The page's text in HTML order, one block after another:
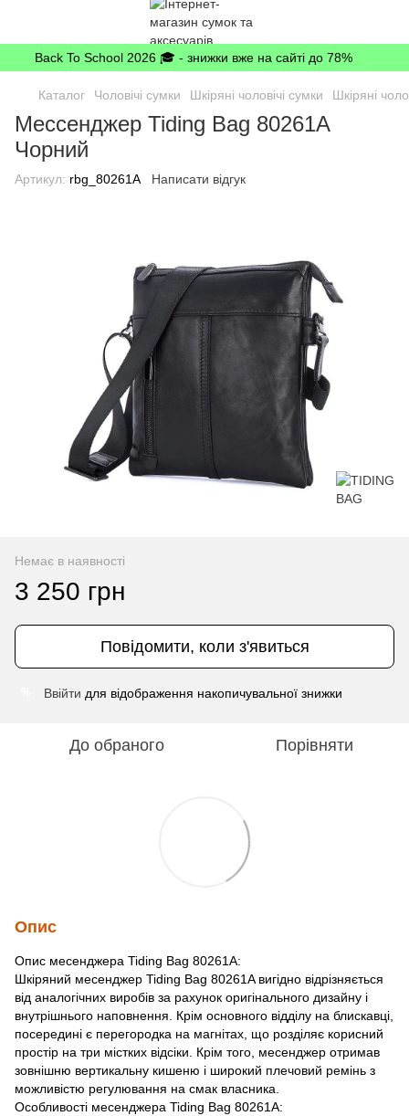
Back To School 2026 🎓 - знижки вже на сайті до 78%
Каталог Чоловічі сумки Шкіряні чоловічі сумки Шкіряні
Мессенджер Tiding Bag 80261A
Чорний
Артикул: rbg_80261A Написати відгук
Немає в наявності
3 250 грн
Повідомити, коли з'явиться
Ввійти для відображення накопичувальної знижки
До обраного Порівняти
Опис
Опис месенджера Tiding Bag 80261A:
Шкіряний месенджер Tiding Bag 80261A вигідно відрізняється
від аналогічних виробів за рахунок оригінального дизайну і
внутрішнього наповнення. Крім основного відділу на блискавці,
посередині є перегородка на магнітах, що розділяє корисний
простір на три містких відсіки. Крім того, месенджер отримав
зовнішню вертикальну кишеню і широкий плечовий ремінь з
можливістю регулювання на смак власника.
Особливості месенджера Tiding Bag 80261A: